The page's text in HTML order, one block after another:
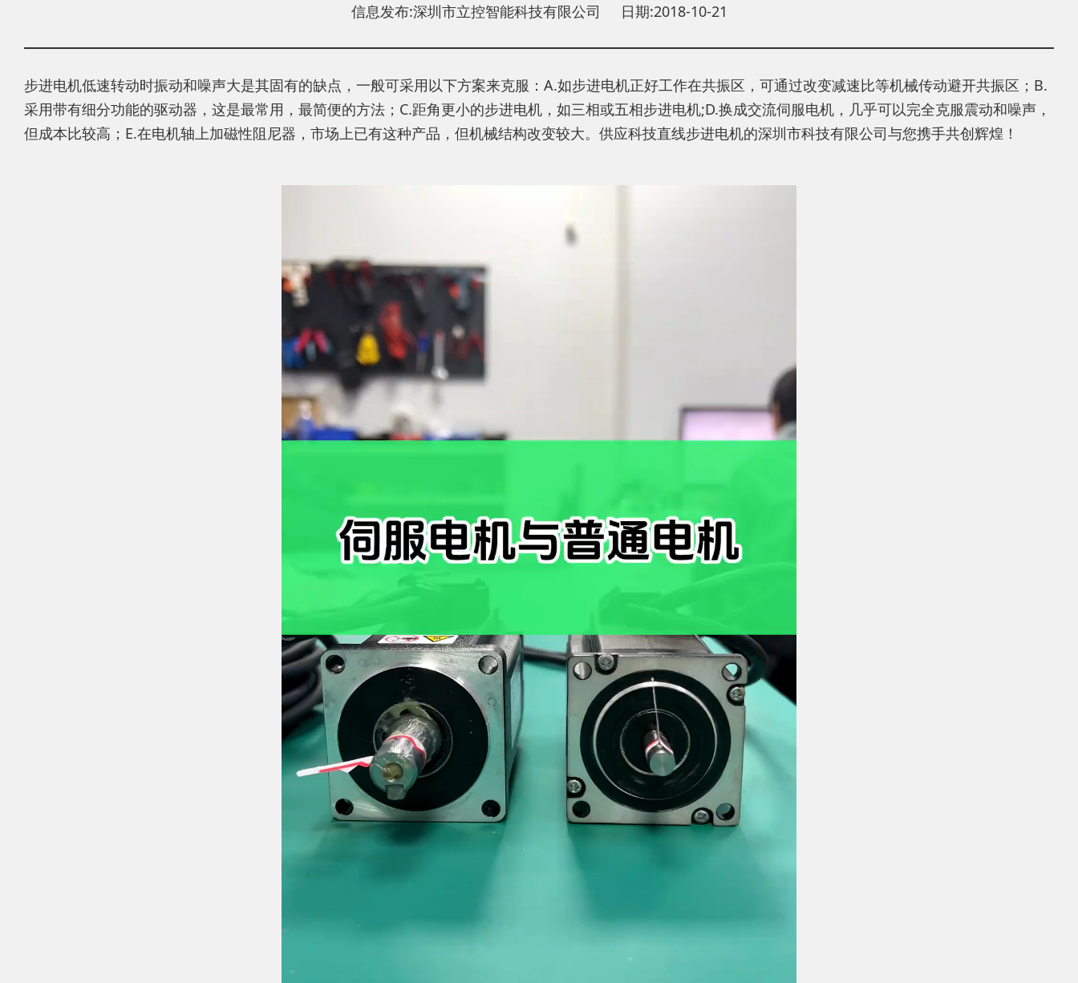
信息发布:深圳市立控智能科技有限公司 日期:2018-10-21
步进电机低速转动时振动和噪声大是其固有的缺点，一般可采用以下方案来克服：A.如步进电机正好工作在共振区，可通过改变减速比等机械传动避开共振区；B.
采用带有细分功能的驱动器，这是最常用，最简便的方法；C.距角更小的步进电机，如三相或五相步进电机;D.换成交流伺服电机，几乎可以完全克服震动和噪声，
但成本比较高；E.在电机轴上加磁性阻尼器，市场上已有这种产品，但机械结构改变较大。供应科技直线步进电机的深圳市科技有限公司与您携手共创辉煌！